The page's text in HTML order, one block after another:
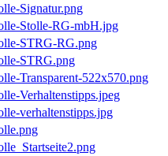
Signatur.png
Stolle-RG-mbH.jpg
STRG-RG.png
STRG.png
Transparent-522x570.png
Verhaltenstipps.jpeg
verhaltenstipps.jpg